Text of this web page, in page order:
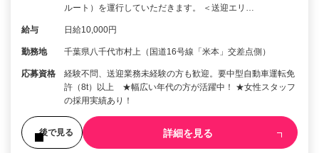
ルート）を運行していただきます。 ＜送迎エリ…
給与 日給10,000円
勤務地 千葉県八千代市村上（国道16号線「米本」交差点側）
応募資格
経験不問、送迎業務未経験の方も歓迎。要中型自動車運転免
許（8t）以上 ★幅広い年代の方が活躍中！ ★女性スタッフ
の採用実績あり！
後で見る 詳細を見る